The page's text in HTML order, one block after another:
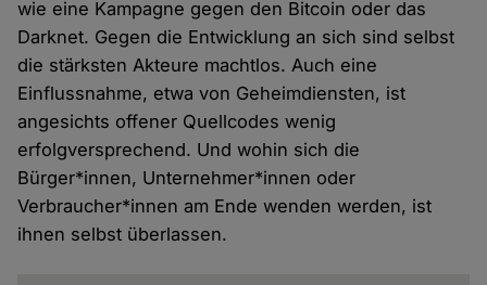
wie eine Kampagne gegen den Bitcoin oder das
Darknet. Gegen die Entwicklung an sich sind selbst
die stärksten Akteure machtlos. Auch eine
Einflussnahme, etwa von Geheimdiensten, ist
angesichts offener Quellcodes wenig
erfolgversprechend. Und wohin sich die
Bürger*innen, Unternehmer*innen oder
Verbraucher*innen am Ende wenden werden, ist
ihnen selbst überlassen.